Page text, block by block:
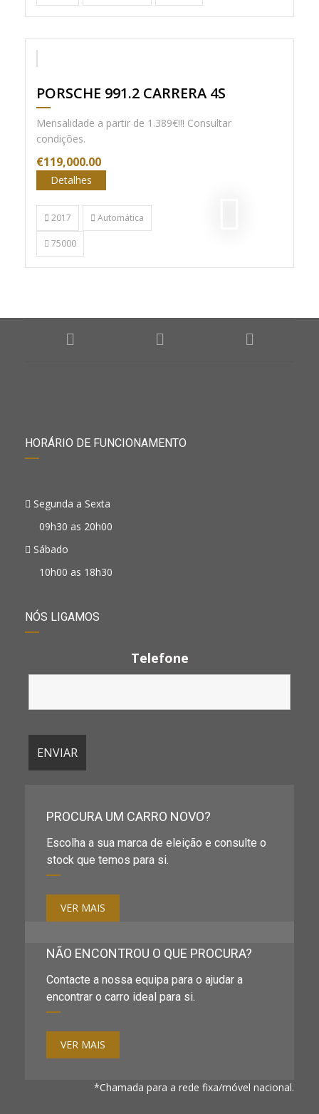
PORSCHE 991.2 CARRERA 4S
Mensalidade a partir de 1.389€!!! Consultar
condições.
€119,000.00
Detalhes
2017 Automática
75000
HORÁRIO DE FUNCIONAMENTO
Segunda a Sexta
09h30 as 20h00
Sábado
10h00 as 18h30
NÓS LIGAMOS
Telefone
PROCURA UM CARRO NOVO?
Escolha a sua marca de eleição e consulte o
stock que temos para si.
VER MAIS
NÃO ENCONTROU O QUE PROCURA?
Contacte a nossa equipa para o ajudar a
encontrar o carro ideal para si.
VER MAIS
*Chamada para a rede fixa/móvel nacional.